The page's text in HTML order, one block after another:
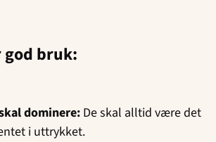
bruk:
dominere: De skal alltid være det
i uttrykket.